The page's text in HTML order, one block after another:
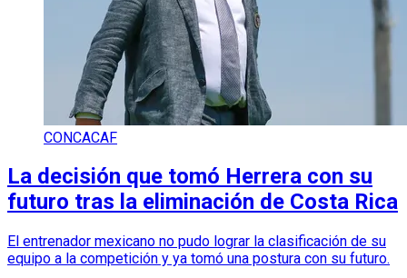
CONCACAF
La decisión que tomó Herrera con su
futuro tras la eliminación de Costa Rica
El entrenador mexicano no pudo lograr la clasificación de su
equipo a la competición y ya tomó una postura con su futuro.